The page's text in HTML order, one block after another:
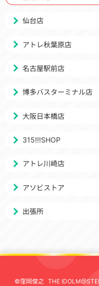
仙台店
アトレ秋葉原店
名古屋駅前店
博多バスターミナル店
大阪日本橋店
315!!!SHOP
アトレ川崎店
アソビストア
出張所
©窪岡俊之 THE